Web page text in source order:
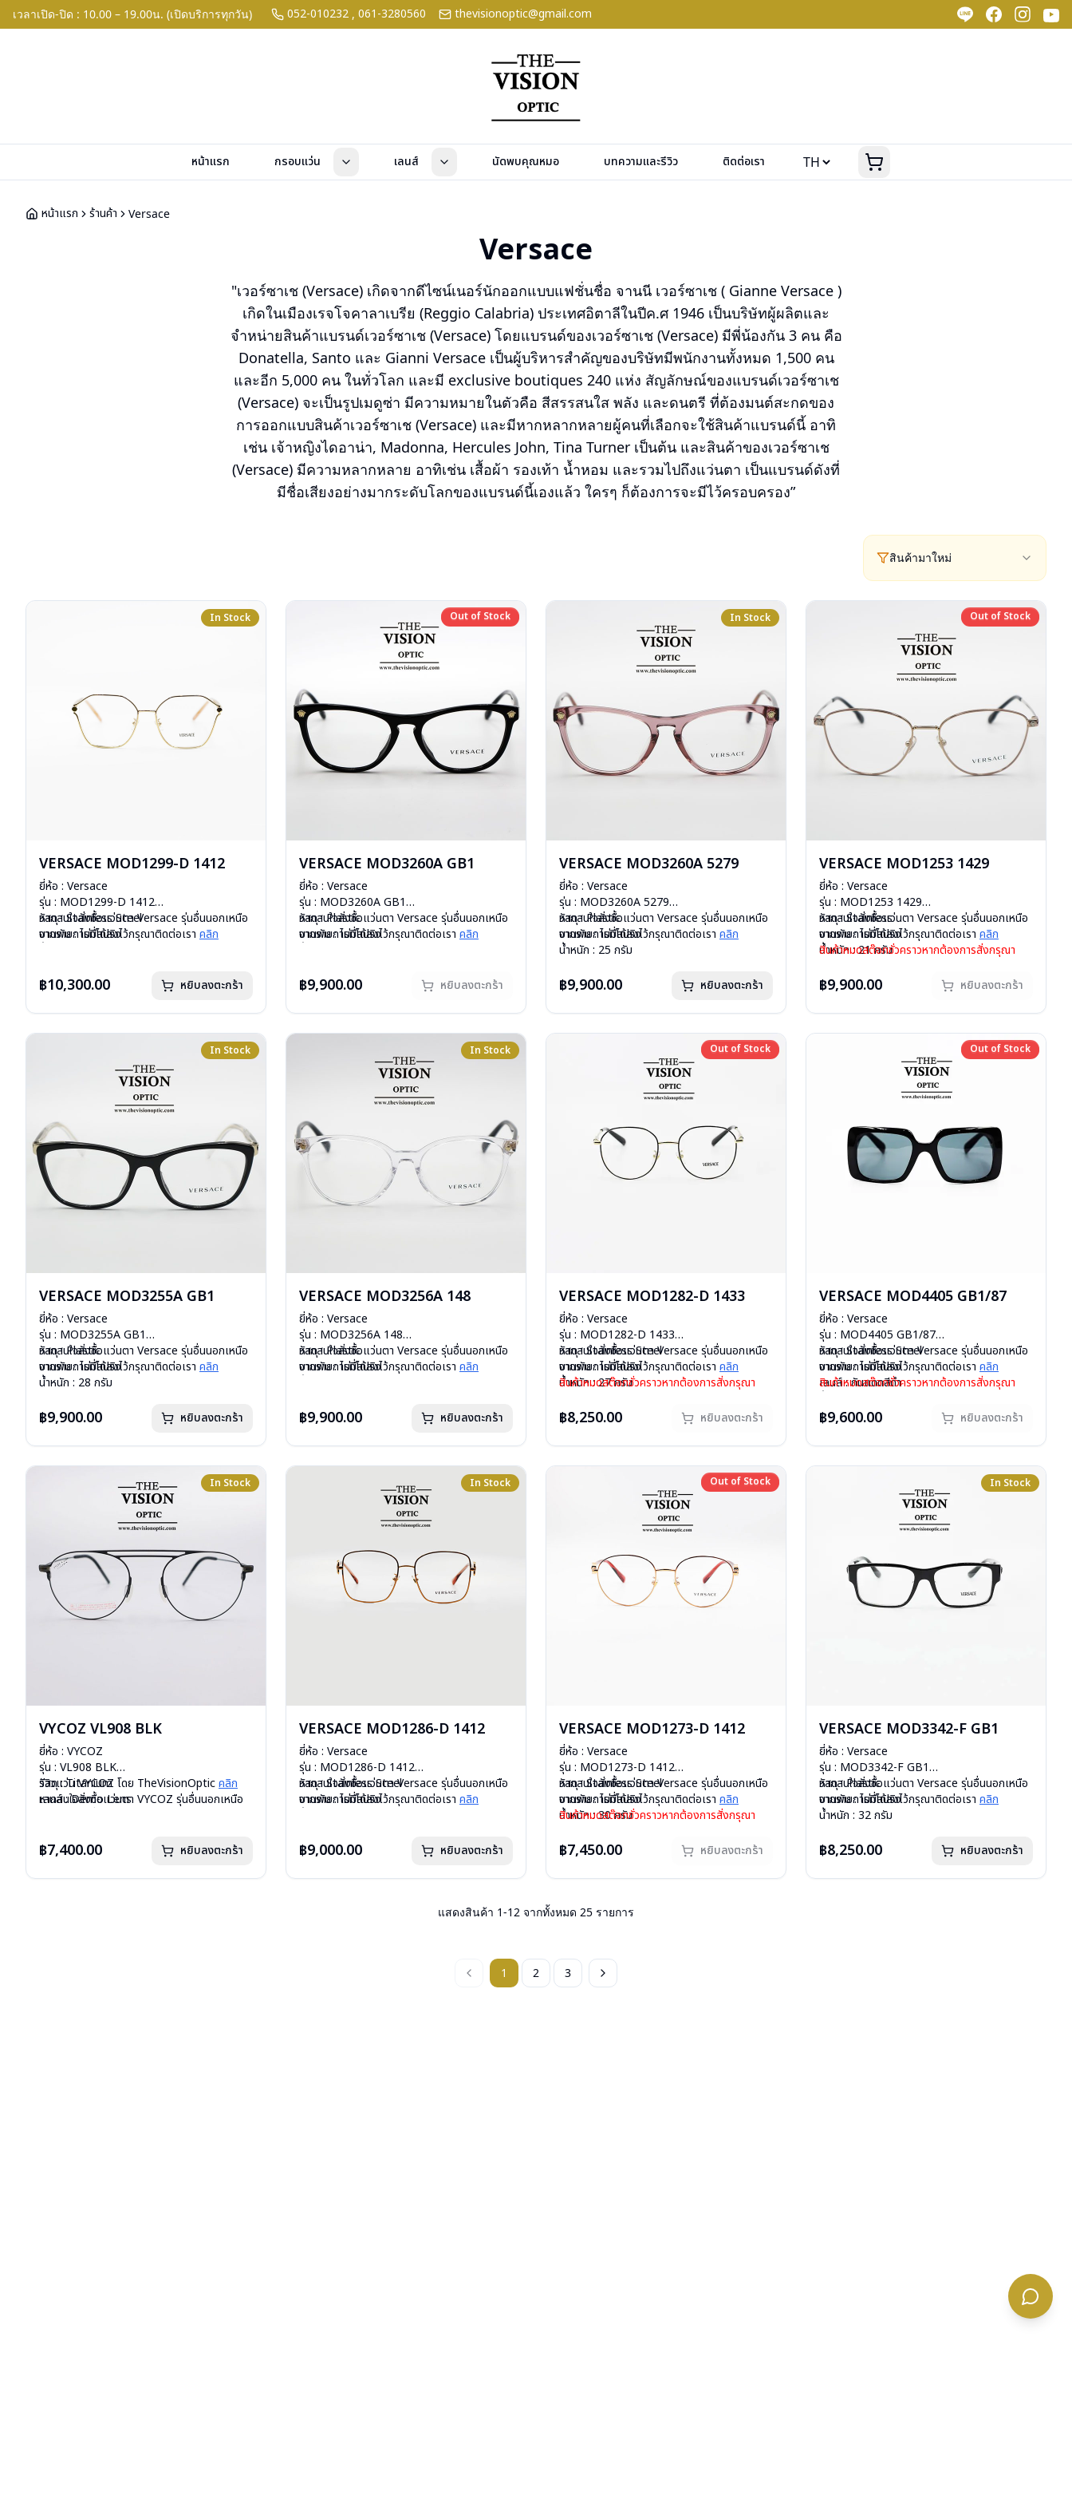
เวลาเปิด-ปิด : 10.00 – 19.00น. (เปิดบริการทุกวัน) 052-010232 , 061-3280560 thevisionoptic@gmail.com
หน้าแรก กรอบแว่น เลนส์ นัดพบคุณหมอ บทความและรีวิว ติดต่อเรา
หน้าแรก ร้านค้า Versace
Versace
"เวอร์ซาเช (Versace) เกิดจากดีไซน์เนอร์นักออกแบบแฟชั่นชื่อ จานนี เวอร์ซาเช ( Gianne Versace )
เกิดในเมืองเรจโจคาลาเบรีย (Reggio Calabria) ประเทศอิตาลีในปีค.ศ 1946 เป็นบริษัทผู้ผลิตและ
จำหน่ายสินค้าแบรนด์เวอร์ซาเช (Versace) โดยแบรนด์ของเวอร์ซาเช (Versace) มีพี่น้องกัน 3 คน คือ
Donatella, Santo และ Gianni Versace เป็นผู้บริหารสำคัญของบริษัทมีพนักงานทั้งหมด 1,500 คน
และอีก 5,000 คน ในทั่วโลก และมี exclusive boutiques 240 แห่ง สัญลักษณ์ของแบรนด์เวอร์ซาเช
(Versace) จะเป็นรูปเมดูซ่า มีความหมายในตัวคือ สีสรรสนใส พลัง และดนตรี ที่ต้องมนต์สะกดของ
การออกแบบสินค้าเวอร์ซาเช (Versace) และมีหากหลากหลายผู้คนที่เลือกจะใช้สินค้าแบรนด์นี้ อาทิ
เช่น เจ้าหญิงไดอาน่า, Madonna, Hercules John, Tina Turner เป็นต้น และสินค้าของเวอร์ซาเช
(Versace) มีความหลากหลาย อาทิเช่น เสื้อผ้า รองเท้า น้ำหอม และรวมไปถึงแว่นตา เป็นแบรนด์ดังที่
มีชื่อเสียงอย่างมากระดับโลกของแบรนด์นี้เองแล้ว ใครๆ ก็ต้องการจะมีไว้ครอบครอง”
สินค้ามาใหม่
In Stock
VERSACE MOD1299-D 1412
ยี่ห้อ : Versace
รุ่น : MOD1299-D 1412
วัสดุ : Stainless Steel
บานพับ : ไม่มีสปริง
การรับประกัน : 1 ปี
หากสนใจสั่งชื้อแว่นตา Versace รุ่นอื่นนอกเหนือ
จากรายการที่ได้ลงไว้กรุณาติดต่อเรา คลิก
฿10,300.00 หยิบลงตะกร้า
Out of Stock
Out of Stock
VERSACE MOD3260A GB1
ยี่ห้อ : Versace
รุ่น : MOD3260A GB1
วัสดุ : Plastic
บานพับ : ไม่มีสปริง
การรับประกัน : 1 ปี
หากสนใจสั่งชื้อแว่นตา Versace รุ่นอื่นนอกเหนือ
จากรายการที่ได้ลงไว้กรุณาติดต่อเรา คลิก
฿9,900.00 หยิบลงตะกร้า
In Stock
VERSACE MOD3260A 5279
ยี่ห้อ : Versace
รุ่น : MOD3260A 5279
วัสดุ : Plastic
บานพับ : ไม่มีสปริง
น้ำหนัก : 25 กรัม
การรับประกัน : 1 ปี
หากสนใจสั่งชื้อแว่นตา Versace รุ่นอื่นนอกเหนือ
จากรายการที่ได้ลงไว้กรุณาติดต่อเรา คลิก
฿9,900.00 หยิบลงตะกร้า
Out of Stock
Out of Stock
VERSACE MOD1253 1429
ยี่ห้อ : Versace
รุ่น : MOD1253 1429
วัสดุ : Stainless
บานพับ : ไม่มีสปริง
น้ำหนัก : 21 กรัม
การรับประกัน : 1 ปี
หากสนใจสั่งชื้อแว่นตา Versace รุ่นอื่นนอกเหนือ
จากรายการที่ได้ลงไว้กรุณาติดต่อเรา คลิก
สินค้าหมดสต๊อกชั่วคราวหากต้องการสั่งกรุณา
฿9,900.00 หยิบลงตะกร้า
In Stock
VERSACE MOD3255A GB1
ยี่ห้อ : Versace
รุ่น : MOD3255A GB1
วัสดุ : Plastic
บานพับ : ไม่มีสปริง
น้ำหนัก : 28 กรัม
การรับประกัน : 1 ปี
หากสนใจสั่งชื้อแว่นตา Versace รุ่นอื่นนอกเหนือ
จากรายการที่ได้ลงไว้กรุณาติดต่อเรา คลิก
฿9,900.00 หยิบลงตะกร้า
In Stock
VERSACE MOD3256A 148
ยี่ห้อ : Versace
รุ่น : MOD3256A 148
วัสดุ : Plastic
บานพับ : ไม่มีสปริง
การรับประกัน : 1 ปี
หากสนใจสั่งชื้อแว่นตา Versace รุ่นอื่นนอกเหนือ
จากรายการที่ได้ลงไว้กรุณาติดต่อเรา คลิก
฿9,900.00 หยิบลงตะกร้า
Out of Stock
Out of Stock
VERSACE MOD1282-D 1433
ยี่ห้อ : Versace
รุ่น : MOD1282-D 1433
วัสดุ : Stainless Steel
บานพับ : ไม่มีสปริง
น้ำหนัก : 27 กรัม
การรับประกัน : 1 ปี
หากสนใจสั่งชื้อแว่นตา Versace รุ่นอื่นนอกเหนือ
จากรายการที่ได้ลงไว้กรุณาติดต่อเรา คลิก
สินค้าหมดสต๊อกชั่วคราวหากต้องการสั่งกรุณา
฿8,250.00 หยิบลงตะกร้า
Out of Stock
Out of Stock
VERSACE MOD4405 GB1/87
ยี่ห้อ : Versace
รุ่น : MOD4405 GB1/87
วัสดุ : Stainless Steel
บานพับ : ไม่มีสปริง
เลนส์ : กันแดดสีดำ
อุปกรณ์ : กล่องแว่น , ผ้าเช็ดแว่น
หากสนใจสั่งชื้อแว่นตา Versace รุ่นอื่นนอกเหนือ
จากรายการที่ได้ลงไว้กรุณาติดต่อเรา คลิก
สินค้าหมดสต๊อกชั่วคราวหากต้องการสั่งกรุณา
฿9,600.00 หยิบลงตะกร้า
In Stock
VYCOZ VL908 BLK
ยี่ห้อ : VYCOZ
รุ่น : VL908 BLK
วัสดุ : Titanium
เลนส์ : Demo Lens
น้ำหนัก : 12 กรัม
รีวิวแว่น VYCOZ โดย TheVisionOpticคลิก
หากสนใจสั่งชื้อแว่นตา VYCOZ รุ่นอื่นนอกเหนือ
฿7,400.00 หยิบลงตะกร้า
In Stock
VERSACE MOD1286-D 1412
ยี่ห้อ : Versace
รุ่น : MOD1286-D 1412
วัสดุ : Stainless Steel
บานพับ : ไม่มีสปริง
การรับประกัน : 1ปี
หากสนใจสั่งชื้อแว่นตา Versace รุ่นอื่นนอกเหนือ
จากรายการที่ได้ลงไว้กรุณาติดต่อเรา คลิก
฿9,000.00 หยิบลงตะกร้า
Out of Stock
Out of Stock
VERSACE MOD1273-D 1412
ยี่ห้อ : Versace
รุ่น : MOD1273-D 1412
วัสดุ : Stainless Steel
บานพับ : ไม่มีสปริง
น้ำหนัก : 30 กรัม
การรับประกัน : 1 ปี
หากสนใจสั่งชื้อแว่นตา Versace รุ่นอื่นนอกเหนือ
จากรายการที่ได้ลงไว้กรุณาติดต่อเรา คลิก
สินค้าหมดสต๊อกชั่วคราวหากต้องการสั่งกรุณา
฿7,450.00 หยิบลงตะกร้า
In Stock
VERSACE MOD3342-F GB1
ยี่ห้อ : Versace
รุ่น : MOD3342-F GB1
วัสดุ : Plastic
บานพับ : ไม่มีสปริง
น้ำหนัก : 32 กรัม
การรับประกัน : 1ปี
หากสนใจสั่งชื้อแว่นตา Versace รุ่นอื่นนอกเหนือ
จากรายการที่ได้ลงไว้กรุณาติดต่อเรา คลิก
฿8,250.00 หยิบลงตะกร้า
แสดงสินค้า 1-12 จากทั้งหมด 25 รายการ
1 2 3